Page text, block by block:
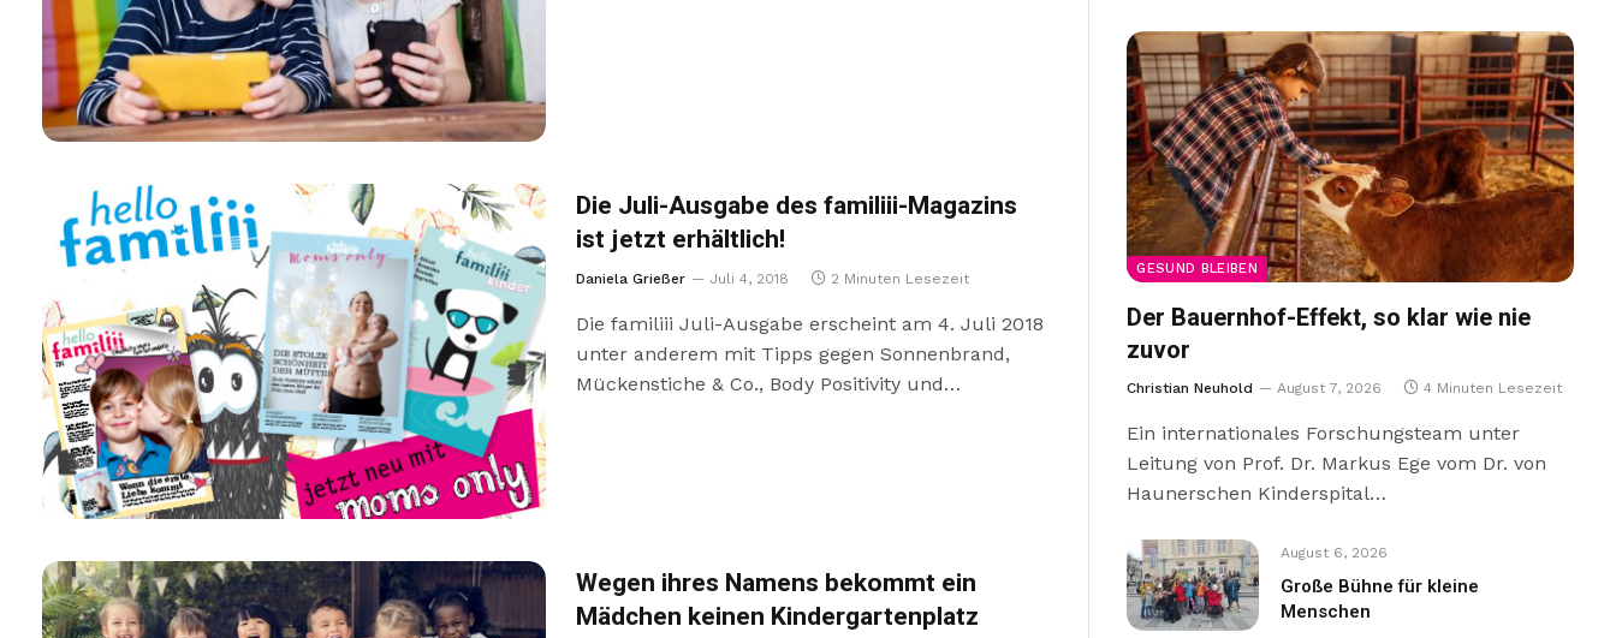
Die Juli-Ausgabe des familiii-Magazins
ist jetzt erhältlich!
Daniela Grießer Juli 4, 2018 2 Minuten Lesezeit
Die familiii Juli-Ausgabe erscheint am 4. Juli 2018
unter anderem mit Tipps gegen Sonnenbrand,
Mückenstiche & Co., Body Positivity und…
Wegen ihres Namens bekommt ein
Mädchen keinen Kindergartenplatz
GESUND BLEIBEN
Der Bauernhof-Effekt, so klar wie nie
zuvor
Christian Neuhold August 7, 2026 4 Minuten Lesezeit
Ein internationales Forschungsteam unter
Leitung von Prof. Dr. Markus Ege vom Dr. von
Haunerschen Kinderspital…
August 6, 2026
Große Bühne für kleine
Menschen